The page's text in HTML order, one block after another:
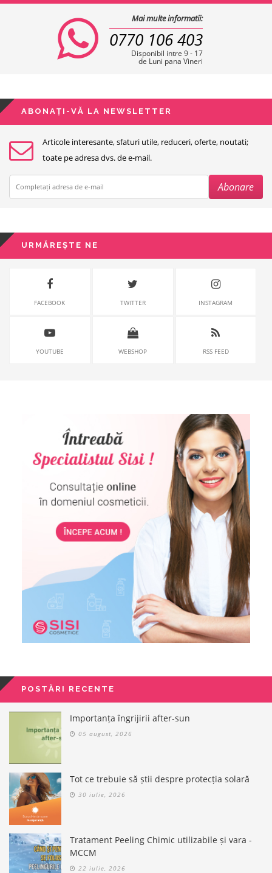
Mai multe informatii:
0770 106 403
Disponibil intre 9 - 17
de Luni pana Vineri
ABONAȚI-VĂ LA NEWSLETTER
Articole interesante, sfaturi utile, reduceri, oferte, noutati;
toate pe adresa dvs. de e-mail.
URMĂREȘTE NE
FACEBOOK TWITTER INSTAGRAM
YOUTUBE WEBSHOP RSS FEED
POSTĂRI RECENTE
Importanța îngrijirii after-sun
05 august, 2026
Tot ce trebuie să știi despre protecția solară
30 iulie, 2026
Tratament Peeling Chimic utilizabile și vara -
MCCM
22 iulie, 2026